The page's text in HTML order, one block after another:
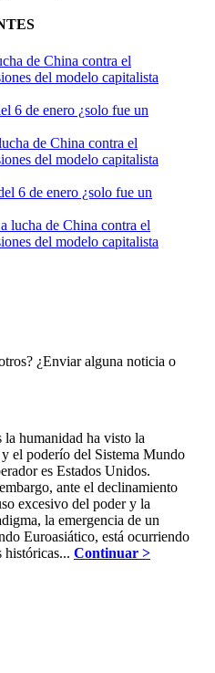
de China contra el
del modelo capitalista
6 de enero ¿solo fue un
de China contra el
del modelo capitalista
6 de enero ¿solo fue un
lucha de China contra el
del modelo capitalista
¿Enviar alguna noticia o
humanidad ha visto la
el poderío del Sistema Mundo
es Estados Unidos.
ante el declinamiento
excesivo del poder y la
la emergencia de un
Euroasiático, está ocurriendo
históricas... Continuar >